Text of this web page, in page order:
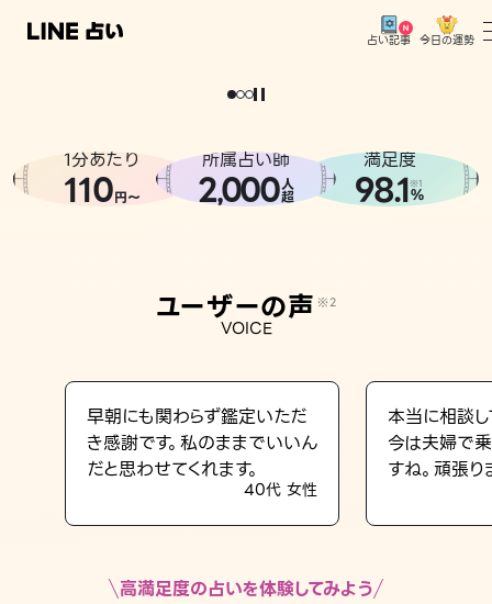
占い記事 今日の運勢
相談事例
LINE占いを開く
※LINEアプリ内のサービスページへ遷移します
どうせなら
。
1分あたり
110円〜
所属占い師
2,000人
超
満足度
98.1※1
%
ユーザーの声 ※2
VOICE
早朝にも関わらず鑑定いただ
き感謝です。私のままでいいん
だと思わせてくれます。
40代 女性
本当に相談し
今は夫婦で
すね。頑張り
高満足度の占いを体験してみよう